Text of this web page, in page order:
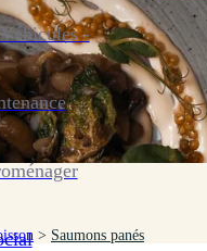
-
> Saumons panés